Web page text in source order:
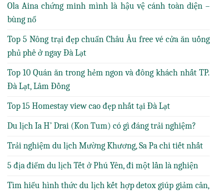
Ola Aina chứng minh mình là hậu vệ cánh toàn diện –
bùng nổ
Top 5 Nông trại đẹp chuẩn Châu Âu free vé cửa ăn uống
phủ phê ở ngay Đà Lạt
Top 10 Quán ăn trong hẻm ngon và đông khách nhất TP.
Đà Lạt, Lâm Đồng
Top 15 Homestay view cao đẹp nhất tại Đà Lạt
Du lịch Ia H’ Drai (Kon Tum) có gì đáng trải nghiệm?
Trải nghiệm du lịch Mường Khương, Sa Pa chi tiết nhất
5 địa điểm du lịch Tết ở Phú Yên, đi một lần là nghiện
Tìm hiểu hình thức du lịch kết hợp detox giúp giảm cân,